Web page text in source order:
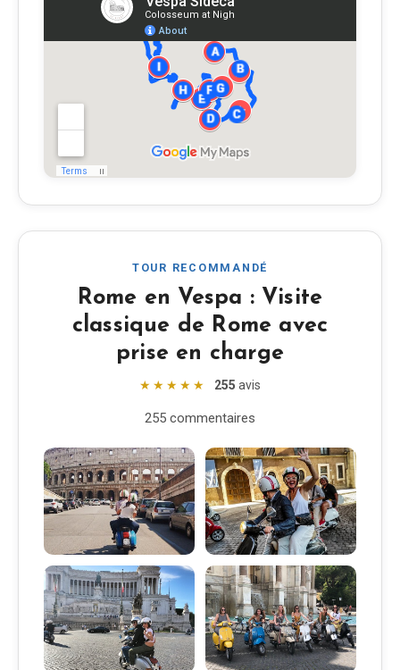
TOUR RECOMMANDÉ
Rome en Vespa : Visite
classique de Rome avec
prise en charge
★★★★★ 255 avis
255 commentaires